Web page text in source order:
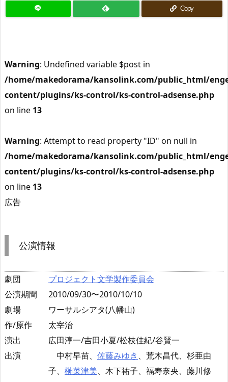
Copy
Warning: Undefined variable $post in
/home/makedorama/kansolink.com/public_html/
content/plugins/ks-control/ks-control-adsense.php
on line 13
Warning: Attempt to read property "ID" on null in
/home/makedorama/kansolink.com/public_html/
content/plugins/ks-control/ks-control-adsense.php
on line 13
広告
公演情報
劇団
プロジェクト文学製作委員会
公演期間
2010/09/30〜2010/10/10
劇場
ワーサルシアタ(八幡山)
作/原作
太宰治
演出
広田淳一/吉田小夏/松枝佳紀/谷賢一
出演
中村早苗、 佐藤みゆき 、荒木昌代、杉亜由
子、 榊菜津美、木下祐子、福寿奈央、藤川修